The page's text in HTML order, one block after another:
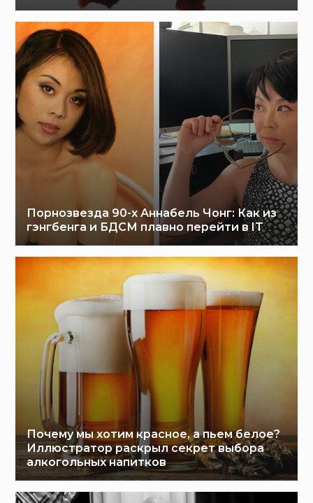
Порнозвезда 90-х Аннабель Чонг: Как из
гэнгбенга и БДСМ плавно перейти в IT
Почему мы хотим красное, а пьем белое?
Иллюстратор раскрыл секрет выбора
алкогольных напитков